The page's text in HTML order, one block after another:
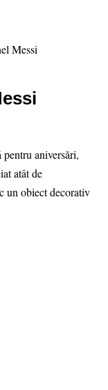
Messi
aniversări,
atât de
un obiect decorativ